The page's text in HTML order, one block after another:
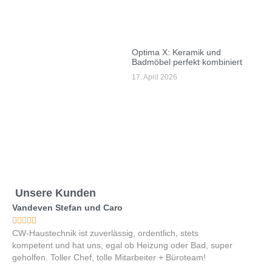
Optima X: Keramik und
Badmöbel perfekt kombiniert
17. April 2026
Unsere Kunden
Vandeven Stefan und Caro
    
CW-Haustechnik ist zuverlässig, ordentlich, stets
kompetent und hat uns, egal ob Heizung oder Bad, super
geholfen. Toller Chef, tolle Mitarbeiter + Büroteam!